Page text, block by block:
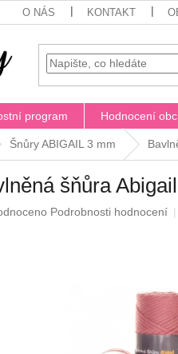
O NÁS KONTAKT
program Hodnocení
Šnůry ABIGAIL 3 mm
šňůra
Podrobnosti hodnocení